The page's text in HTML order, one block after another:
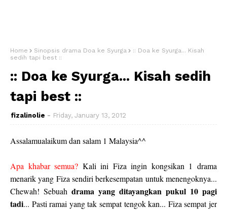
Home Sinopsis drama Doa ke Syurga
:: Doa ke Syurga... Kisah
sedih tapi best ::
:: Doa ke Syurga... Kisah sedih
tapi best ::
fizalinolie Friday, January 13, 2012
Assalamualaikum dan salam 1 Malaysia^^
Apa khabar semua? Kali ini Fiza ingin kongsikan 1 drama
menarik yang Fiza sendiri berkesempatan untuk menengoknya...
Chewah! Sebuah drama yang ditayangkan pukul 10 pagi
tadi... Pasti ramai yang tak sempat tengok kan... Fiza sempat jer